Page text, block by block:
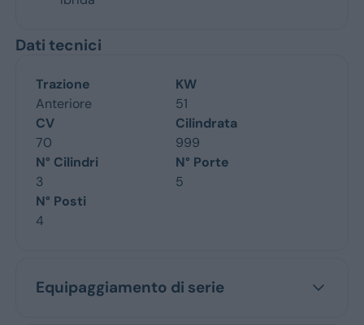
Dati tecnici
Trazione
Anteriore
KW
51
CV
70
Cilindrata
999
N° Cilindri
3
N° Porte
5
N° Posti
4
Equipaggiamento di serie